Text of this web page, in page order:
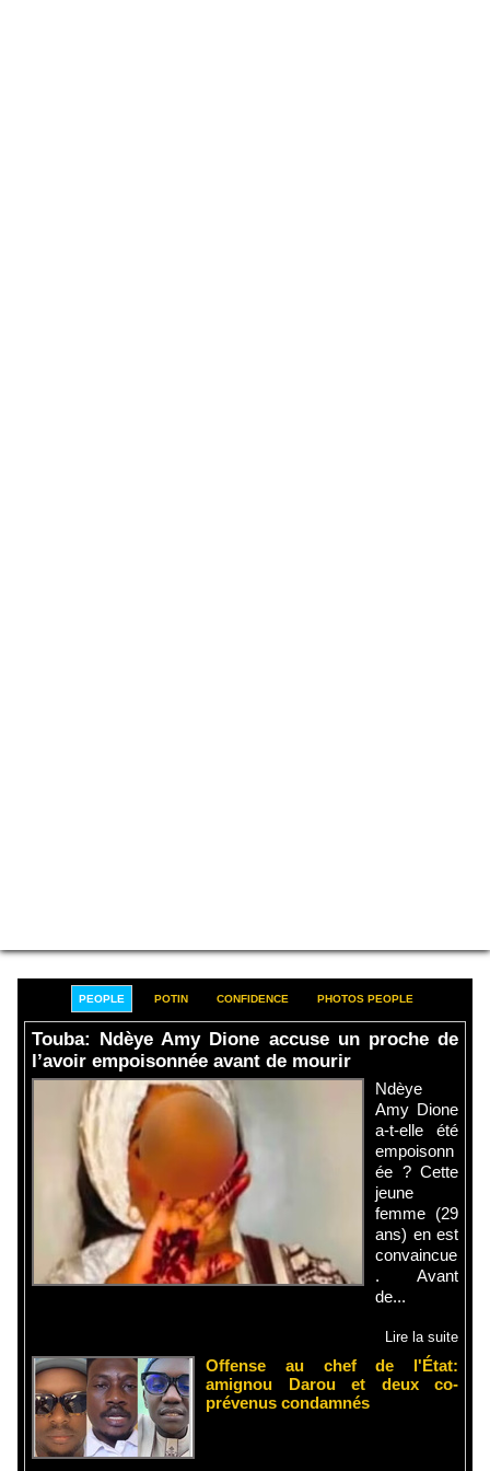
PEOPLE POTIN CONFIDENCE PHOTOS PEOPLE
Touba: Ndèye Amy Dione accuse un proche de
l’avoir empoisonnée avant de mourir
Ndèye
Amy Dione
a-t-elle été
empoisonn
ée ? Cette
jeune
femme (29
ans) en est
convaincue
. Avant
de...
Lire la suite
Offense au chef de l'État:
amignou Darou et deux co-
prévenus condamnés